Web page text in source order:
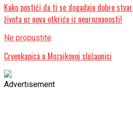
Kako postići da ti se događaju dobre
života uz nova otkrića iz neuroznanosti!
Ne propustite
Crvenkapica u Mozaikovoj slušaonici
Advertisement